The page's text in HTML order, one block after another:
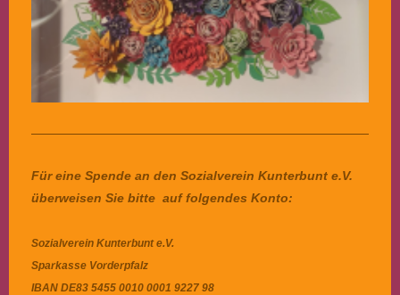
Für eine Spende an den Sozialverein Kunterbunt e.V.
überweisen Sie bitte auf folgendes Konto:
Sozialverein Kunterbunt e.V.
Sparkasse Vorderpfalz
IBAN DE83 5455 0010 0001 9227 98